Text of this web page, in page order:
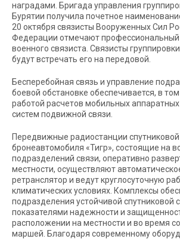
наградами. Бригада управления
Бурятии получила почетное
20 октября связисты Вооруженных Сил
Федерации отмечают
военного связиста. Связисты
будут встречать его на передовой.
Бесперебойная связь и управление
боевой обстановке обеспечивается, в
работой расчетов мобильных
систем подвижной связи.
Передвижные радиостанции
бронеавтомобиля «Тигр», состоящие на
подразделений связи, оперативно
местности, осуществляют
ретранслятор и ведут круглосуточную
климатических условиях. Комплексы
подразделения устойчивой спутниковой
показателями надежности и
расположении на местности и во время
маршей. Благодаря современному